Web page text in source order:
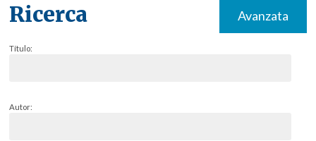
Ricerca Avanzata
Título:
Autor: